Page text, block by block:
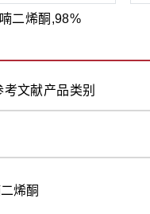
二烯酮,98%
考文献产品类别
烯酮